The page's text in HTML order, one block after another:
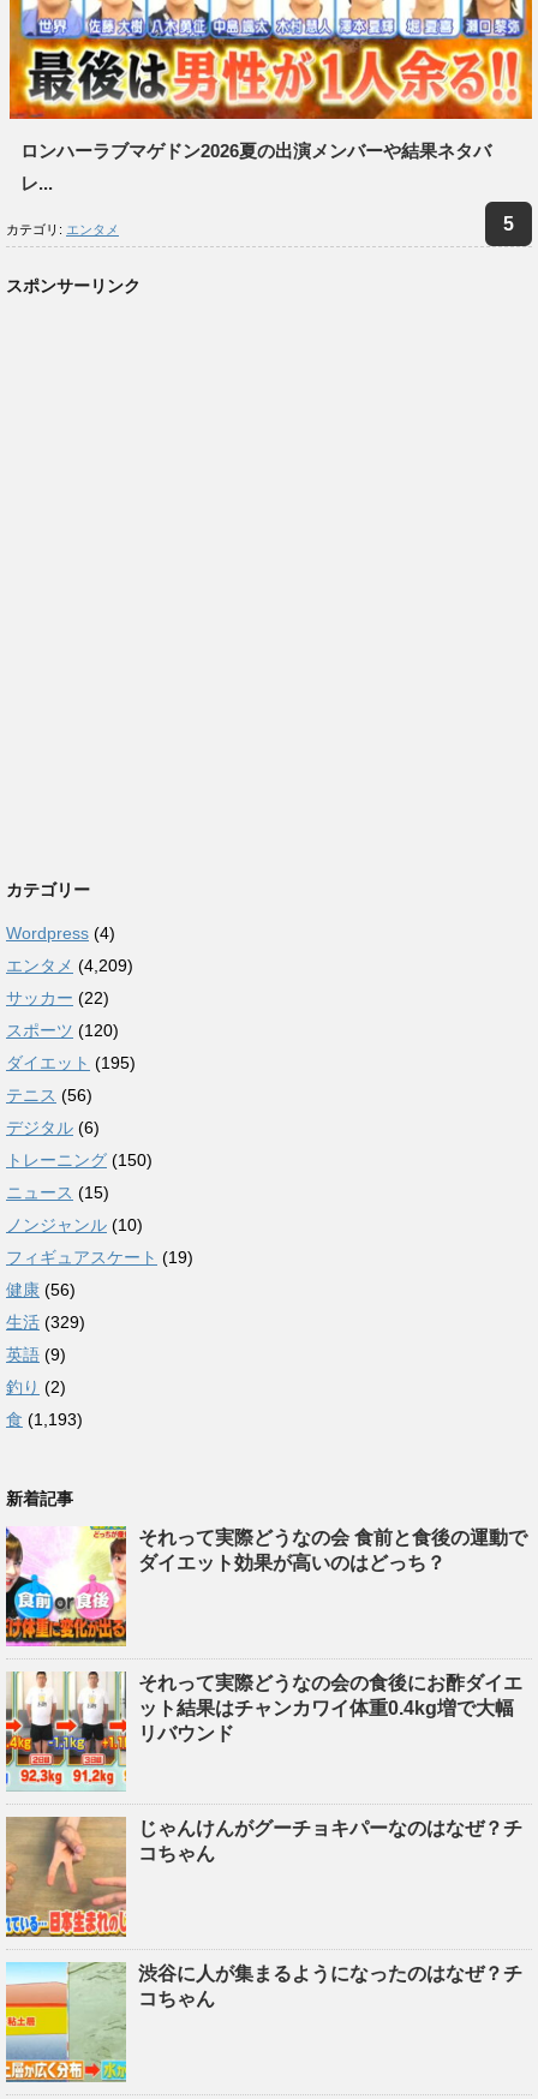
ロンハーラブマゲドン2026夏の出演メンバーや結果ネタバ
レ...
カテゴリ: エンタメ
スポンサーリンク
カテゴリー
Wordpress (4)
エンタメ (4,209)
サッカー (22)
スポーツ (120)
ダイエット (195)
テニス (56)
デジタル (6)
トレーニング (150)
ニュース (15)
ノンジャンル (10)
フィギュアスケート (19)
健康 (56)
生活 (329)
英語 (9)
釣り (2)
食 (1,193)
新着記事
それって実際どうなの会 食前と食後の運動で
ダイエット効果が高いのはどっち？
それって実際どうなの会の食後にお酢ダイエ
ット結果はチャンカワイ体重0.4kg増で大幅
リバウンド
じゃんけんがグーチョキパーなのはなぜ？チ
コちゃん
渋谷に人が集まるようになったのはなぜ？チ
コちゃん